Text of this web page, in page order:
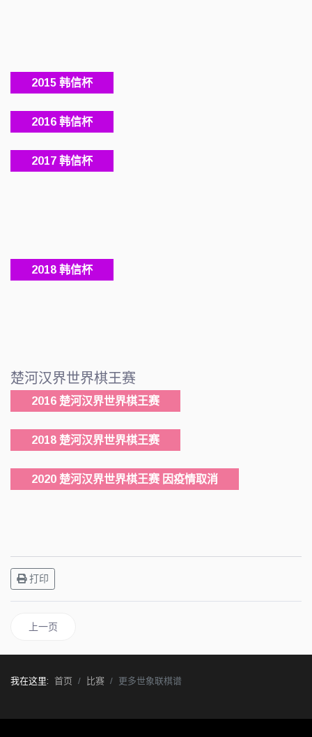
2015 韩信杯
2016 韩信杯
2017 韩信杯
2018 韩信杯
楚河汉界世界棋王赛
2016 楚河汉界世界棋王赛
2018 楚河汉界世界棋王赛
2020 楚河汉界世界棋王赛 因疫情取消
打印
上一篇文章: 历届世象联比赛棋谱
上一页
我在这里: 首页 比赛 更多世象联棋谱